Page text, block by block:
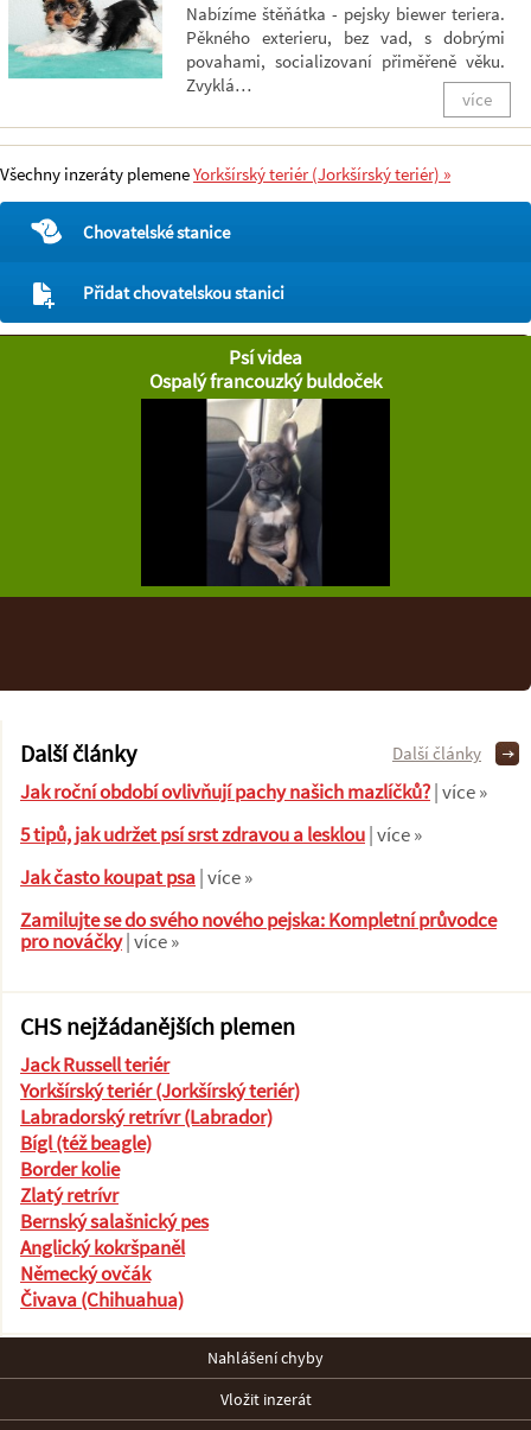
Nabízíme štěňátka - pejsky biewer teriera.
Pěkného exterieru, bez vad, s dobrými
povahami, socializovaní přiměřeně věku.
Zvyklá…
více
Všechny inzeráty plemeneYorkšírský teriér (Jorkšírský teriér) »
Chovatelské stanice
Přidat chovatelskou stanici
Psí videa
Ospalý francouzký buldoček
Další články
Jak roční období ovlivňují pachy našich mazlíčků?| více »
5 tipů, jak udržet psí srst zdravou a lesklou| více »
Jak často koupat psa| více »
Zamilujte se do svého nového pejska: Kompletní průvodce
pro nováčky| více »
Další články
CHS nejžádanějších plemen
Jack Russell teriér
Yorkšírský teriér (Jorkšírský teriér)
Labradorský retrívr (Labrador)
Bígl (též beagle)
Border kolie
Zlatý retrívr
Bernský salašnický pes
Anglický kokršpaněl
Německý ovčák
Čivava (Chihuahua)
Nahlášení chyby
Vložit inzerát